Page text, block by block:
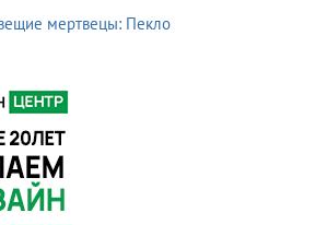
мертвецы: Пекло